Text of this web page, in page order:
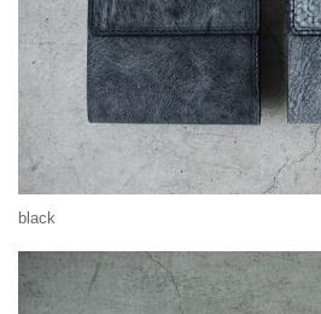
black